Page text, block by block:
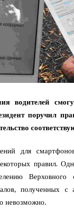
водителей
поручил
для
правил.
Верховного
полученных с
невозможно.